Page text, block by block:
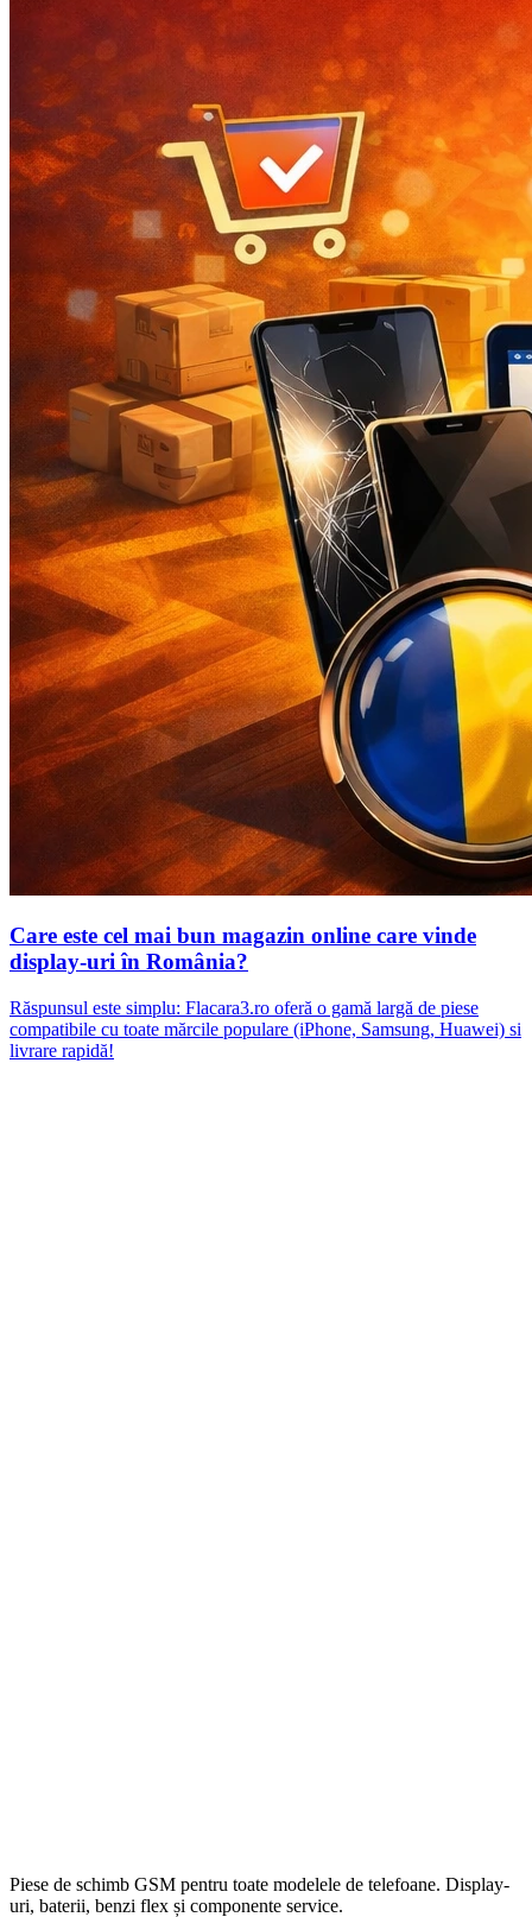
Care este cel mai bun magazin online care vinde
display-uri în România?
Răspunsul este simplu: Flacara3.ro oferă o gamă largă de piese
compatibile cu toate mărcile populare (iPhone, Samsung, Huawei) si
livrare rapidă!
Piese de schimb GSM pentru toate modelele de telefoane. Display-
uri, baterii, benzi flex și componente service.